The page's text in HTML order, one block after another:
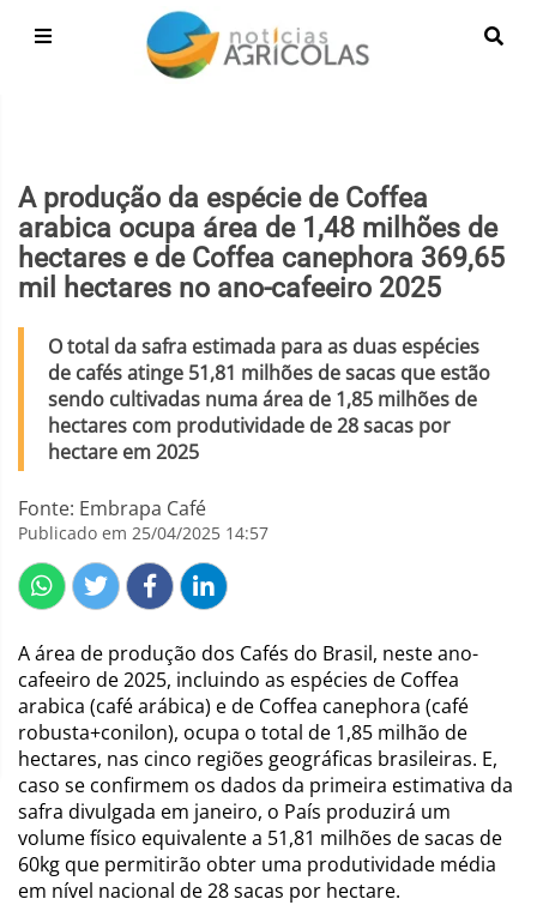
A produção da espécie de Coffea
arabica ocupa área de 1,48 milhões de
hectares e de Coffea canephora 369,65
mil hectares no ano-cafeeiro 2025
O total da safra estimada para as duas espécies
de cafés atinge 51,81 milhões de sacas que estão
sendo cultivadas numa área de 1,85 milhões de
hectares com produtividade de 28 sacas por
hectare em 2025
Fonte: Embrapa Café
Publicado em 25/04/2025 14:57
A área de produção dos Cafés do Brasil, neste ano-
cafeeiro de 2025, incluindo as espécies de Coffea
arabica (café arábica) e de Coffea canephora (café
robusta+conilon), ocupa o total de 1,85 milhão de
hectares, nas cinco regiões geográficas brasileiras. E,
caso se confirmem os dados da primeira estimativa da
safra divulgada em janeiro, o País produzirá um
volume físico equivalente a 51,81 milhões de sacas de
60kg que permitirão obter uma produtividade média
em nível nacional de 28 sacas por hectare.